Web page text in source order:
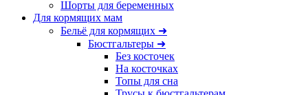
Шорты для беременных
Для кормящих мам
Бельё для кормящих ➜
Бюстгальтеры ➜
Без косточек
На косточках
Топы для сна